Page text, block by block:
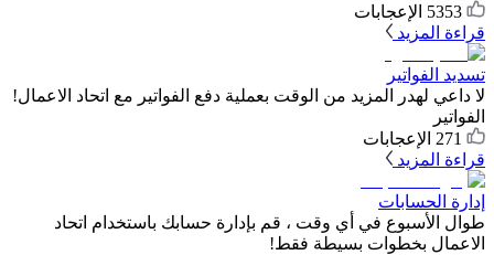
5353 الإعجابات
قراءة المزيد
تسديد الفواتير
لا داعي لهدر المزيد من الوقت بعملية دفع الفواتير مع اتحاد الاعمال!
الفواتير
271 الإعجابات
قراءة المزيد
إدارة الحسابات
طوال الأسبوع في أي وقت ، قم بإدارة حسابك باستخدام اتحاد
الاعمال بخطوات بسيطة فقط!